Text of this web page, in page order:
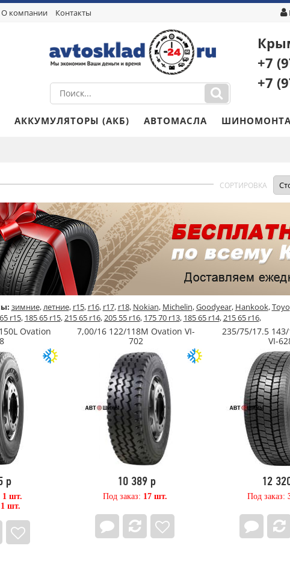
О компании Контакты
+7
+7
АККУМУЛЯТОРЫ (АКБ) АВТОМАСЛА
СОРТИРОВКА
зимние,летние, r15, r16, r17, r18, Nokian, Michelin,Goodyear, Hankook,Toyo
r15, 185 65 r15,215 65 r16,205 55 r16, 175 70 r13, 185 65 r14,215 65 r16,
Ovation
р
1 шт.
1 шт.
7,00/16 122/118M Ovation VI-
702
10 389 р
Под заказ: 17 шт.
235/75/17.5
VI-
12
Под заказ: